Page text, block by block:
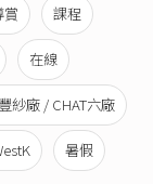
賞 課程
在線
紗廠 / CHAT六廠
暑假